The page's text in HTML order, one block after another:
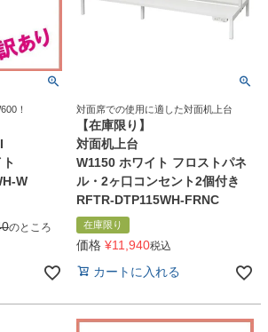
！
W
のところ
対面席での使用に適した対面机上台
【在庫限り】
対面机上台
W1150 ホワイト フロストパネ
ル・2ヶ口コンセント2個付き
RFTR-DTP115WH-FRNC
在庫限り
価格 ¥11,940税込
カートに入れる